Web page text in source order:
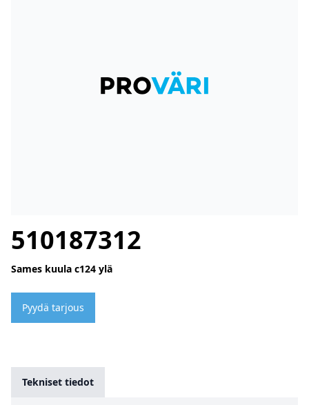
510187312
Sames kuula c124 ylä
Pyydä tarjous
Tekniset tiedot